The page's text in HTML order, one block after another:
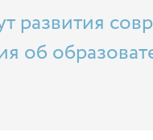
развития
об